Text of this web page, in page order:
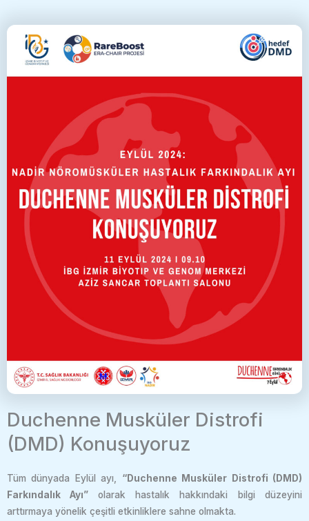
Duchenne Musküler Distrofi
(DMD) Konuşuyoruz
Tüm dünyada Eylül ayı, “Duchenne Musküler Distrofi (DMD)
Farkındalık Ayı” olarak hastalık hakkındaki bilgi düzeyini
arttırmaya yönelik çeşitli etkinliklere sahne olmakta.